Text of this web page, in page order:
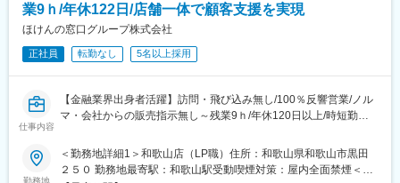
変更の範囲：会社の定める業務
■研修内容：※配属支店や、ご経験により異なります
（スケジュール例）
サービス習得や受電対応
支店によっては店頭での受付を経験頂くケースもございます。
・大手企業らしく育休・時短など女性の働く環境が制度として確
立◎有期雇用契約期間中も勿論制度を活用できます。
業9ｈ/年休122日/店舗一体で顧客支援を実現
ほけんの窓口グループ株式会社
正社員 転勤なし 5名以上採用
仕事内容
【金融業界出身者活躍】訪問・飛び込み無し/100％反響営業/ノル
マ・会社からの販売指示無し～残業9ｈ/年休120日以上/時短勤務
■魅力情報
〇認知度抜群で新規営業なし
勤務地
＜勤務地詳細1＞和歌山店（LP職）住所：和歌山県和歌山市黒田
２５０ 勤務地最寄駅：和歌山駅受動喫煙対策：屋内全面禁煙＜勤